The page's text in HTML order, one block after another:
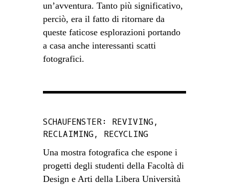
un’avventura. Tanto più significativo,
perciò, era il fatto di ritornare da
queste faticose esplorazioni portando
a casa anche interessanti scatti
fotografici.
SCHAUFENSTER: REVIVING,
RECLAIMING, RECYCLING
Una mostra fotografica che espone i
progetti degli studenti della Facoltà di
Design e Arti della Libera Università